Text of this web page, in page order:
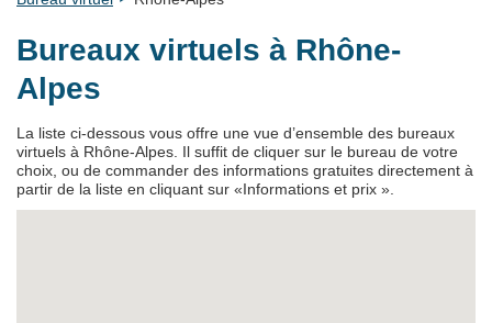
Bureaux virtuels à Rhône-
Alpes
La liste ci-dessous vous offre une vue d’ensemble des bureaux
virtuels à Rhône-Alpes. Il suffit de cliquer sur le bureau de votre
choix, ou de commander des informations gratuites directement à
partir de la liste en cliquant sur «Informations et prix ».